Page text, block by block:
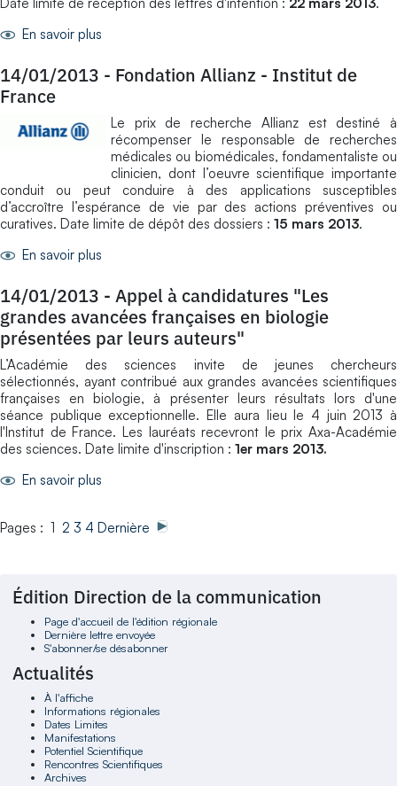
En savoir plus
14/01/2013 - Fondation Allianz - Institut de
France
Le prix de recherche Allianz est destiné à
récompenser le responsable de recherches
médicales ou biomédicales, fondamentaliste ou
clinicien, dont l’oeuvre scientifique importante
conduit ou peut conduire à des applications susceptibles
d’accroître l’espérance de vie par des actions préventives ou
curatives. Date limite de dépôt des dossiers : 15 mars 2013.
En savoir plus
14/01/2013 - Appel à candidatures "Les
grandes avancées françaises en biologie
présentées par leurs auteurs"
L’Académie des sciences invite de jeunes chercheurs
sélectionnés, ayant contribué aux grandes avancées scientifiques
françaises en biologie, à présenter leurs résultats lors d'une
séance publique exceptionnelle. Elle aura lieu le 4 juin 2013 à
l'Institut de France. Les lauréats recevront le prix Axa-Académie
des sciences. Date limite d'inscription : 1er mars 2013.
En savoir plus
Pages : 1 2 3 4 Dernière
Édition Direction de la communication
Page d'accueil de l'édition régionale
Dernière lettre envoyée
S'abonner/se désabonner
Actualités
À l'affiche
Informations régionales
Dates Limites
Manifestations
Potentiel Scientifique
Rencontres Scientifiques
Archives